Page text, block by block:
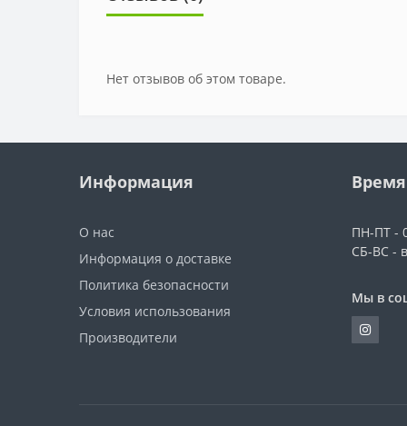
Нет отзывов об этом товаре.
Информация
О нас
Информация о доставке
Политика безопасности
Условия использования
Производители
ПН-ПТ -
СБ-ВС -
Мы в